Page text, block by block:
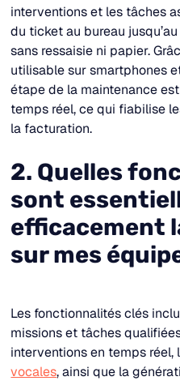
interventions et les tâches
du ticket au bureau
sans ressaisie ni papier.
utilisable sur smartphones
étape de la maintenance
temps réel, ce qui fiabilise
la facturation.
2. Quelles
sont
efficacement
sur mes
Les fonctionnalités clés
missions et tâches
interventions en temps
vocales, ainsi que la